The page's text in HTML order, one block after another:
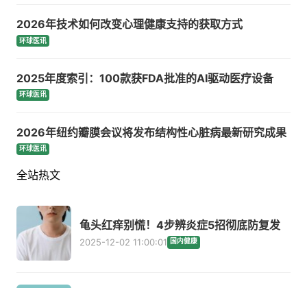
2026年技术如何改变心理健康支持的获取方式
环球医讯
2025年度索引：100款获FDA批准的AI驱动医疗设备
环球医讯
2026年纽约瓣膜会议将发布结构性心脏病最新研究成果
环球医讯
全站热文
龟头红痒别慌！4步辨炎症5招彻底防复发
2025-12-02 11:00:01 国内健康